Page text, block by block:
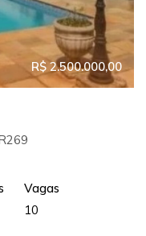
R$ 2.500.000,00
Vagas
10